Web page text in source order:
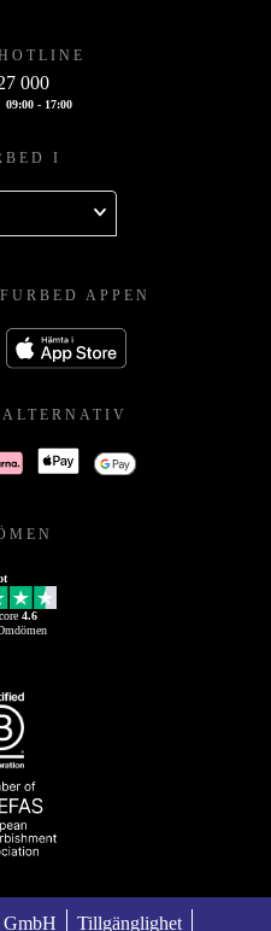
000
09:00 - 17:00
I
APPEN
4.6
Tillgänglighet